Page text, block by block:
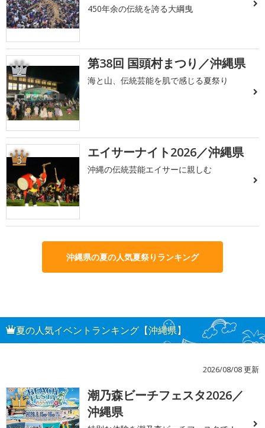
450年余の伝統を誇る大綱曳
2 第38回 国頭村まつり／沖縄県
海と山、伝統芸能を肌で感じる夏祭り
3 エイサーナイト2026／沖縄県
沖縄の伝統芸能エイサーに親しむ
沖縄県の夏の人気夏祭りランキング
夏の人気イベントランキング【沖縄県】
2026/08/08 更新
1
潮乃森ビーチフェスタ2026／
沖縄県